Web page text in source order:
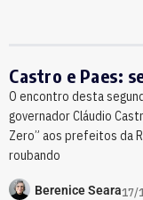
Castro e Paes:
O encontro desta
governador Cláudio
Zero” aos prefeitos da
roubando
Berenice Seara17/